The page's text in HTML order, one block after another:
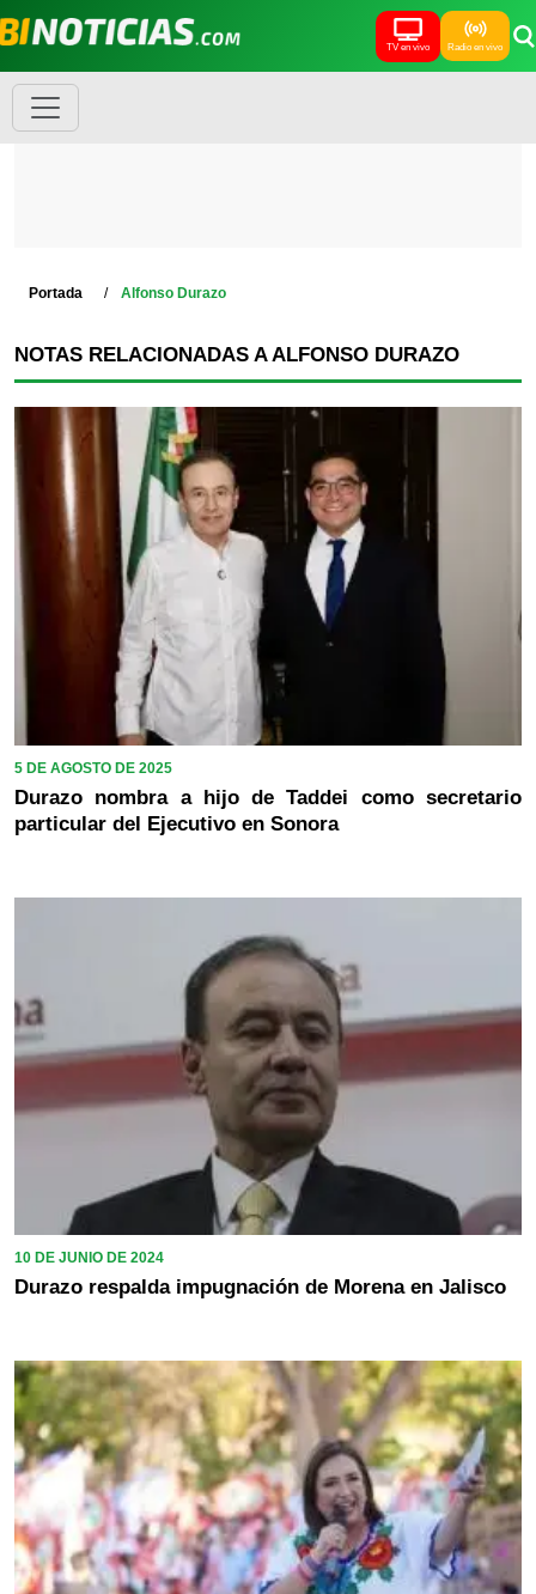
TV en vivo Radio en vivo
Portada Alfonso Durazo
NOTAS RELACIONADAS A ALFONSO DURAZO
5 DE AGOSTO DE 2025
Durazo nombra a hijo de Taddei como secretario
particular del Ejecutivo en Sonora
10 DE JUNIO DE 2024
Durazo respalda impugnación de Morena en Jalisco